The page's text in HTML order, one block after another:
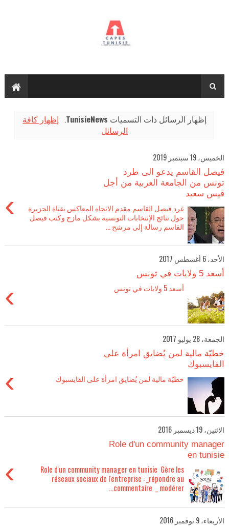
‏إظهار الرسائل ذات التسميات TunisieNews
. إظهار كافة
الرسائل
الخميس، 19 سبتمبر 2019
فيصل القاسم يدعو الى طرد
تونس من الجامعة العربية من أجل
قيس سعيد
›
غرد فيصل القاسم مقدم الاتجاه المعاكس بقناة الجزيرة
حول نتائج الإنتخابات التونسية بشكل مازح وكتب فيصل
القاسم رسالة إلى مرشح ...
الأحد، 6 أغسطس 2017
أسعد 5 ولايات في تونس
› أسعد 5 ولايات في تونس
الجمعة، 28 يوليو 2017
خطيّة مالية لمن يُضايق امرأة على
الفايسبوك
› خطيّة مالية لمن يُضايق امرأة على الفايسبوك
الاثنين، 19 ديسمبر 2016
Role d'un community manager
en tunisie
›
Role d'un community manager en tunisie Gère les
réseaux sociaux de l'entreprise : _répondre au
commentaire _ modérer...
الأربعاء، 9 نوفمبر 2016